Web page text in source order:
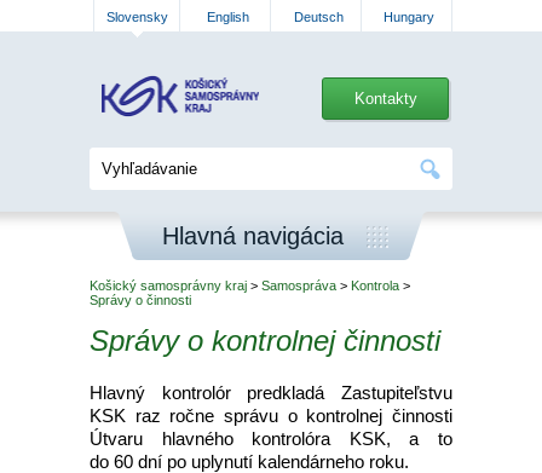
Slovensky English Deutsch Hungary
Kontakty
Hlavná navigácia
Košický samosprávny kraj > Samospráva > Kontrola >
Správy o činnosti
Správy o kontrolnej činnosti
Hlavný kontrolór predkladá Zastupiteľstvu
KSK raz ročne správu o kontrolnej činnosti
Útvaru hlavného kontrolóra KSK, a to
do 60 dní po uplynutí kalendárneho roku.